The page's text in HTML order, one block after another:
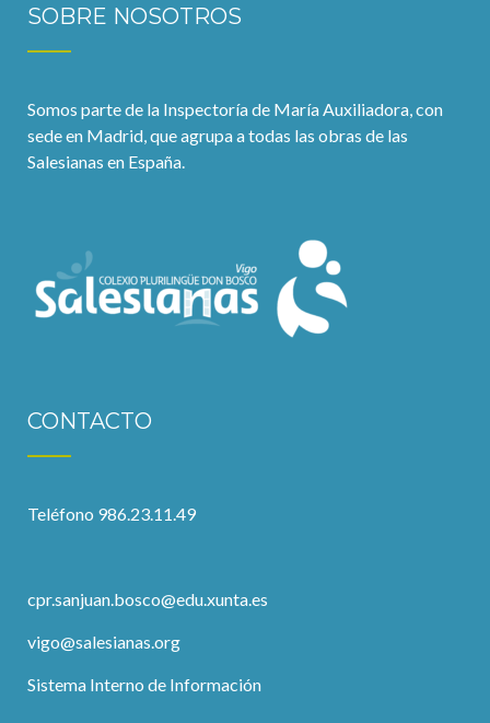
SOBRE NOSOTROS
Somos parte de la Inspectoría de María Auxiliadora, con
sede en Madrid, que agrupa a todas las obras de las
Salesianas en España.
CONTACTO
Teléfono 986.23.11.49
cpr.sanjuan.bosco@edu.xunta.es
vigo@salesianas.org
Sistema Interno de Información